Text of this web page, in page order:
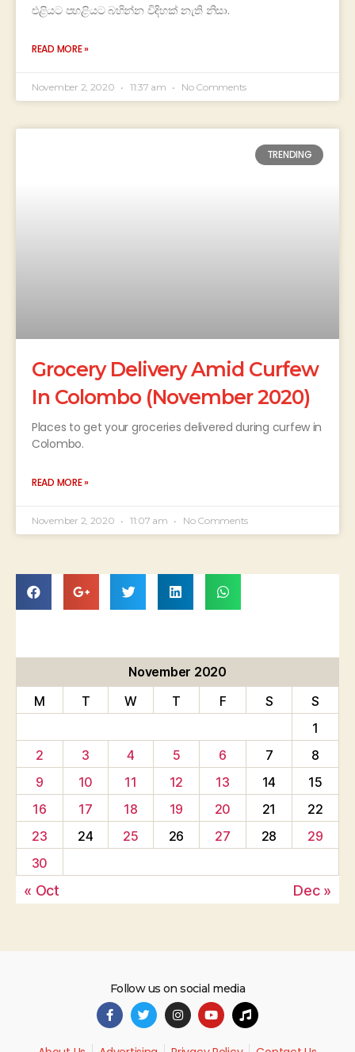
එළියට පහළියට බහින්න විදිහක් නැති නිසා.
READ MORE »
November 2, 2020 11:37 am No Comments
TRENDING
Grocery Delivery Amid Curfew
In Colombo (November 2020)
Places to get your groceries delivered during curfew in
Colombo.
READ MORE »
November 2, 2020 11:07 am No Comments
November 2020
M
T W T F S
S
1
2
3 4 5 6 7
8
9
10 11 12 13 14
15
16
17 18 19 20 21
22
23
24 25 26 27 28
29
30
« Oct Dec »
Follow us on social media